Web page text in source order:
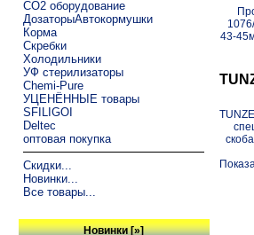
CO2 оборудование
ДозаторыАвтокормушки
Корма
Скребки
Холодильники
УФ стерилизаторы
Chemi-Pure
УЦЕНЁННЫЕ товары
SFILIGOI
Deltec
оптовая покупка
Скидки...
Новинки...
Все товары...
Новинки [»]
43-